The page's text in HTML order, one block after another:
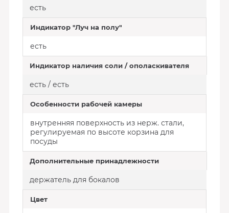
есть
Индикатор "Луч на полу"
есть
Индикатор наличия соли / ополаскивателя
есть / есть
Особенности рабочей камеры
внутренняя поверхность из нерж. стали,
регулируемая по высоте корзина для
посуды
Дополнительные принадлежности
держатель для бокалов
Цвет